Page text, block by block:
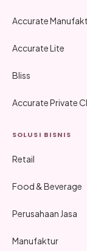
Accurate
Accurate Lite
Bliss
Accurate Private
SOLUSI BISNIS
Retail
Food & Beverage
Perusahaan Jasa
Manufaktur